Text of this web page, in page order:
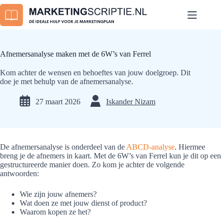
Ga
naar
de
Afnemersanalyse maken met de 6W’s van Ferrel
Kom achter de wensen en behoeftes van jouw doelgroep. Dit
doe je met behulp van de afnemersanalyse.
27 maart 2026 Iskander Nizam
De afnemersanalyse is onderdeel van de ABCD-analyse. Hiermee
breng je de afnemers in kaart. Met de 6W’s van Ferrel kun je dit op een
gestructureerde manier doen. Zo kom je achter de volgende
antwoorden:
Wie zijn jouw afnemers?
Wat doen ze met jouw dienst of product?
Waarom kopen ze het?